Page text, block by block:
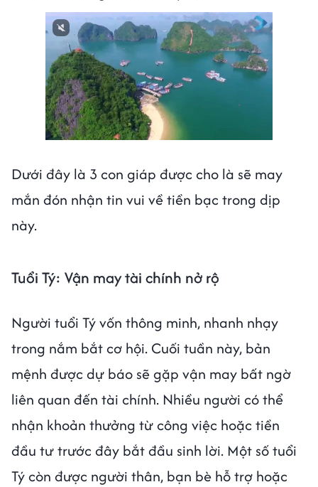
Next video in 3
Dưới đây là 3 con giáp được cho là sẽ may
mắn đón nhận tin vui về tiền bạc trong dịp
này.
Tuổi Tý: Vận may tài chính nở rộ
Người tuổi Tý vốn thông minh, nhanh nhạy
trong nắm bắt cơ hội. Cuối tuần này, bản
mệnh được dự báo sẽ gặp vận may bất ngờ
liên quan đến tài chính. Nhiều người có thể
nhận khoản thưởng từ công việc hoặc tiền
đầu tư trước đây bắt đầu sinh lời. Một số tuổi
Tý còn được người thân, bạn bè hỗ trợ hoặc